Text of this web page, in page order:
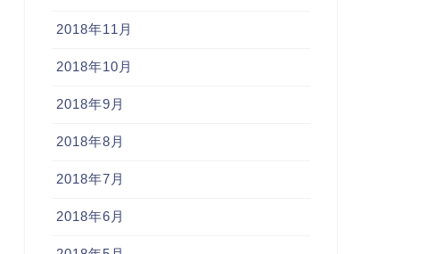
2018年11月
2018年10月
2018年9月
2018年8月
2018年7月
2018年6月